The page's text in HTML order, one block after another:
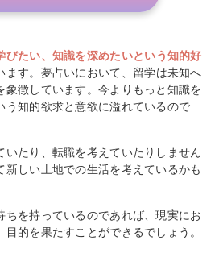
びたい、知識を深めたいという知的好
ます。夢占いにおいて、留学は未知へ
象徴しています。今よりもっと知識を
う知的欲求と意欲に溢れているので
いたり、転職を考えていたりしません
新しい土地での生活を考えているかも
ちを持っているのであれば、現実にお
的を果たすことができるでしょう。